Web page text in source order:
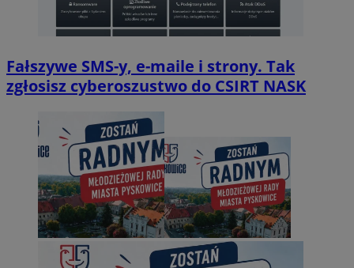
Fałszywe SMS-y, e-maile i strony. Tak
zgłosisz cyberoszustwo do CSIRT NASK